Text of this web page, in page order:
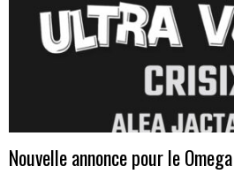
Nouvelle annonce pour le